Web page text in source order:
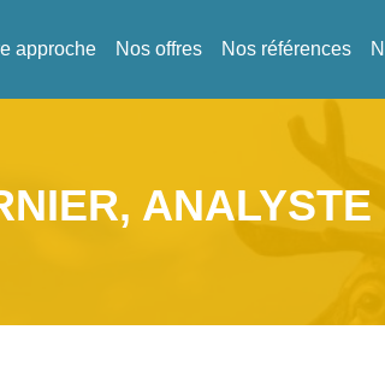
approche Nos offres Nos références